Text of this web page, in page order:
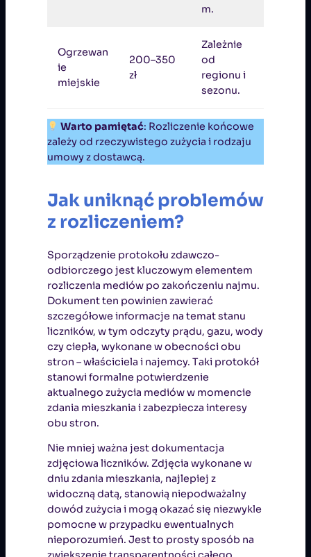
m.
Ogrzewan
ie
miejskie
200–350
zł
Zależnie
od
regionu i
sezonu.
Warto pamiętać: Rozliczenie końcowe
zależy od rzeczywistego zużycia i rodzaju
umowy z dostawcą.
Jak uniknąć problemów
z rozliczeniem?
Sporządzenie protokołu zdawczo-
odbiorczego jest kluczowym elementem
rozliczenia mediów po zakończeniu najmu.
Dokument ten powinien zawierać
szczegółowe informacje na temat stanu
liczników, w tym odczyty prądu, gazu, wody
czy ciepła, wykonane w obecności obu
stron – właściciela i najemcy. Taki protokół
stanowi formalne potwierdzenie
aktualnego zużycia mediów w momencie
zdania mieszkania i zabezpiecza interesy
obu stron.
Nie mniej ważna jest dokumentacja
zdjęciowa liczników. Zdjęcia wykonane w
dniu zdania mieszkania, najlepiej z
widoczną datą, stanowią niepodważalny
dowód zużycia i mogą okazać się niezwykle
pomocne w przypadku ewentualnych
nieporozumień. Jest to prosty sposób na